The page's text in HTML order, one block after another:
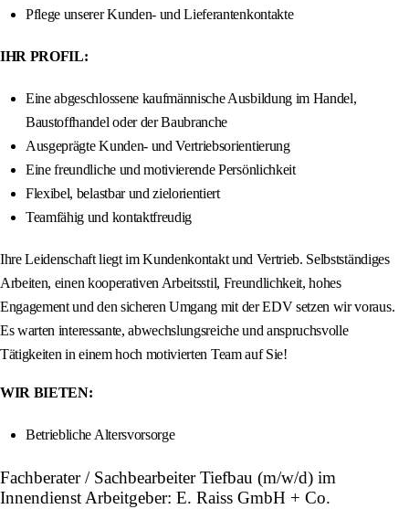
Pflege unserer Kunden- und Lieferantenkontakte
IHR PROFIL:
Eine abgeschlossene kaufmännische Ausbildung im Handel,
Baustoffhandel oder der Baubranche
Ausgeprägte Kunden- und Vertriebsorientierung
Eine freundliche und motivierende Persönlichkeit
Flexibel, belastbar und zielorientiert
Teamfähig und kontaktfreudig
Ihre Leidenschaft liegt im Kundenkontakt und Vertrieb. Selbstständiges
Arbeiten, einen kooperativen Arbeitsstil, Freundlichkeit, hohes
Engagement und den sicheren Umgang mit der EDV setzen wir voraus.
Es warten interessante, abwechslungsreiche und anspruchsvolle
Tätigkeiten in einem hoch motivierten Team auf Sie!
WIR BIETEN:
Betriebliche Altersvorsorge
Fachberater / Sachbearbeiter Tiefbau (m/w/d) im
Innendienst Arbeitgeber: E. Raiss GmbH + Co.